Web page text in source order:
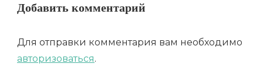
Добавить комментарий
Для отправки комментария вам необходимо
авторизоваться.